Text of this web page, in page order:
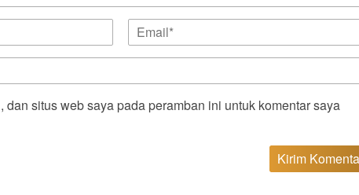
dan situs web saya pada peramban ini untuk komentar saya